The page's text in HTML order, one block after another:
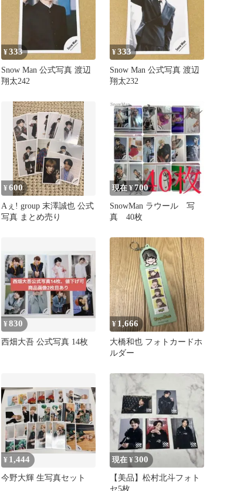
¥333
Snow Man 公式写真 渡辺
翔太242
¥333
Snow Man 公式写真 渡辺
翔太232
¥600
Aぇ! group 末澤誠也 公式
写真 まとめ売り
現在 ¥700
SnowMan ラウール 写
真 40枚
¥830
西畑大吾 公式写真 14枚
¥1,666
大橋和也 フォトカードホ
ルダー
¥ 1,444
今野大輝 生写真セット
現在 ¥300
【美品】松村北斗フォト
セ5枚